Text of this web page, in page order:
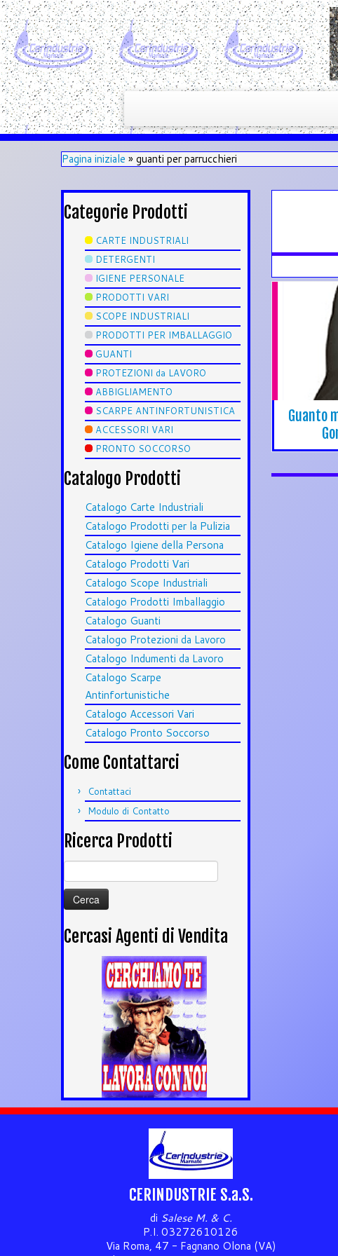
Pagina iniziale » guanti per parrucchieri
Categorie Prodotti
CARTE INDUSTRIALI
DETERGENTI
IGIENE PERSONALE
PRODOTTI VARI
SCOPE INDUSTRIALI
PRODOTTI PER IMBALLAGGIO
GUANTI
PROTEZIONI da LAVORO
ABBIGLIAMENTO
SCARPE ANTINFORTUNISTICA
ACCESSORI VARI
PRONTO SOCCORSO
Catalogo Prodotti
Catalogo Carte Industriali
Catalogo Prodotti per la Pulizia
Catalogo Igiene della Persona
Catalogo Prodotti Vari
Catalogo Scope Industriali
Catalogo Prodotti Imballaggio
Catalogo Guanti
Catalogo Protezioni da Lavoro
Catalogo Indumenti da Lavoro
Catalogo Scarpe
Antinfortunistiche
Catalogo Accessori Vari
Catalogo Pronto Soccorso
Come Contattarci
Contattaci
Modulo di Contatto
Ricerca Prodotti
per:
Cercasi Agenti di Vendita
Guanto
CERINDUSTRIE S.a.S.
di Salese M. & C.
P.I. 03272610126
Via Roma, 47 - Fagnano Olona (VA)